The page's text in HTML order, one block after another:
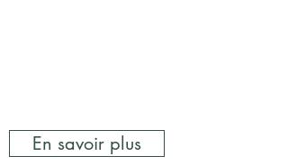
En savoir plus